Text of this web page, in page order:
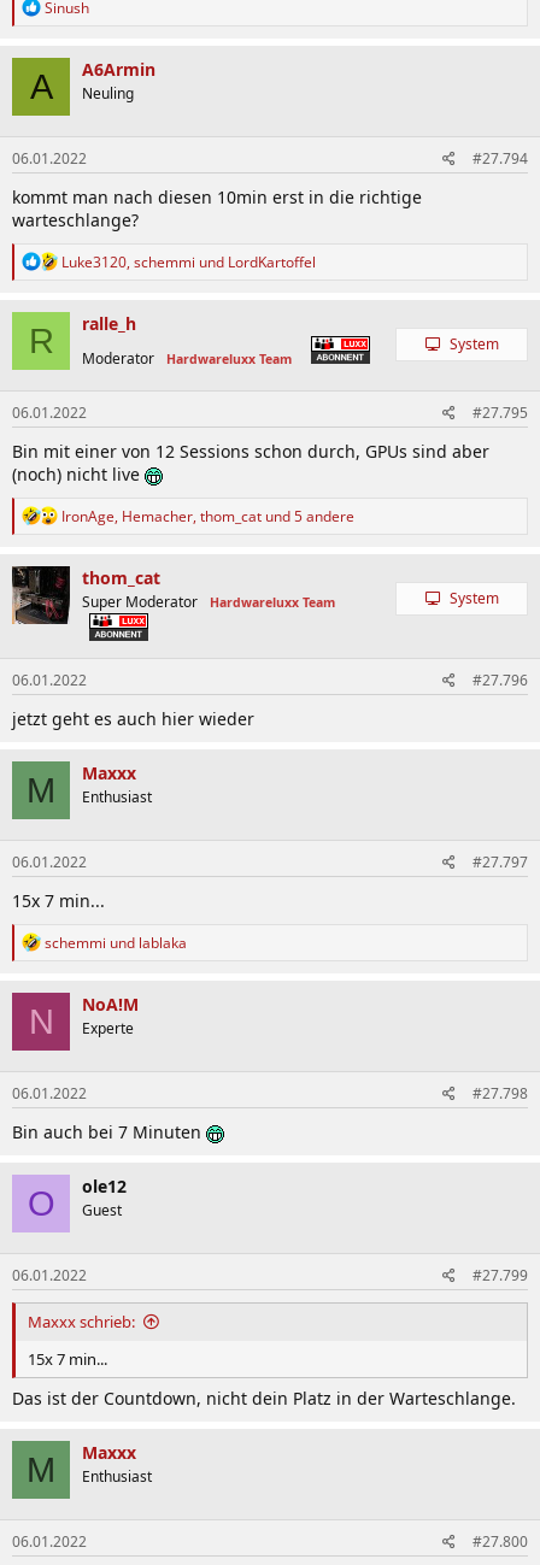
R
k
t
o
n
e
n
:
Sinush
A A6Armin
Neuling
06.01.2022 #27.794
kommt man nach diesen 10min erst in die richtige
warteschlange?
R
k
o
n
e
n
:
Luke3120, schemmi und LordKartoffel
R ralle_h
Moderator Hardwareluxx Team
System
06.01.2022 #27.795
Bin mit einer von 12 Sessions schon durch, GPUs sind aber
(noch) nicht live
R
k
t
i
o
n
IronAge, Hemacher, thom_cat und 5 andere
thom_cat
Super Moderator Hardwareluxx Team System
06.01.2022 #27.796
jetzt geht es auch hier wieder
M Maxxx
Enthusiast
06.01.2022 #27.797
15x 7 min...
R
k
i
o
n
e
n
:
schemmi und lablaka
N NoA!M
Experte
06.01.2022 #27.798
Bin auch bei 7 Minuten
O ole12
Guest
06.01.2022 #27.799
Maxxx schrieb:
15x 7 min...
Das ist der Countdown, nicht dein Platz in der Warteschlange.
M Maxxx
Enthusiast
06.01.2022 #27.800